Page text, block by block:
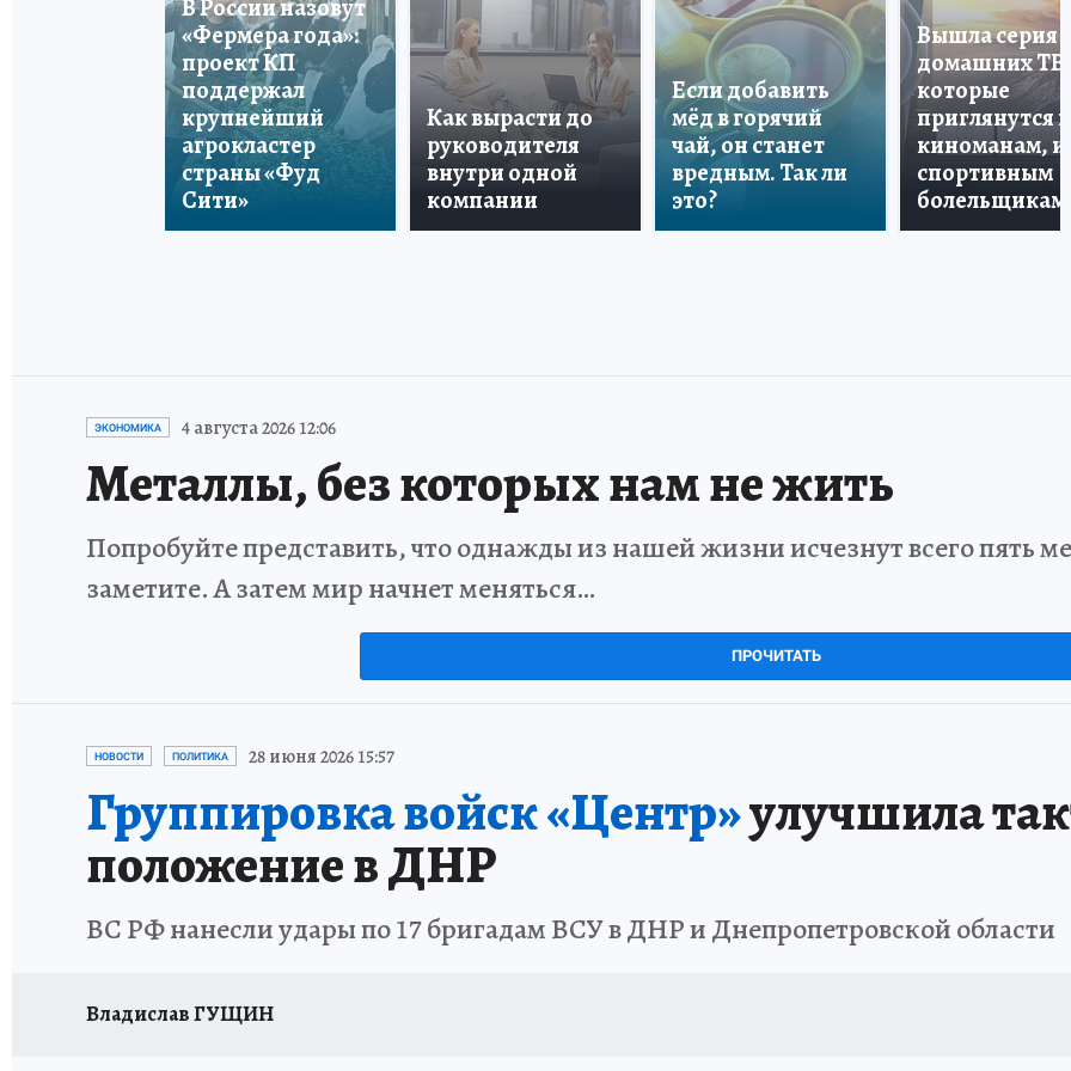
В России назовут
«Фермера года»:
проект КП
поддержал
крупнейший
агрокластер
страны «Фуд
Сити»
Как вырасти до
руководителя
внутри одной
компании
Если добавить
мёд в горячий
чай, он станет
вредным. Так ли
это?
Вышла серия
домашних ТВ,
которые
приглянутся и
киноманам, и
спортивным
болельщикам
ЭКОНОМИКА 4 августа 2026 12:06
Металлы, без которых нам не жить
Попробуйте представить, что однажды из нашей жизни исчезнут всего пять
заметите. А затем мир начнет меняться…
ПРОЧИТАТЬ
НОВОСТИ ПОЛИТИКА 28 июня 2026 15:57
Группировка войск «Центр»улучшила
положение в ДНР
ВС РФ нанесли удары по 17 бригадам ВСУ в ДНР и Днепропетровской области
Владислав ГУЩИН